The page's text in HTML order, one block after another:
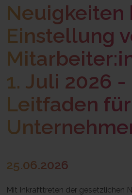
Neuigkeiten
Einstellung
1. Juli 2026 -
Leitfaden für
25.06.2026
Mit Inkrafttreten der gesetzlichen